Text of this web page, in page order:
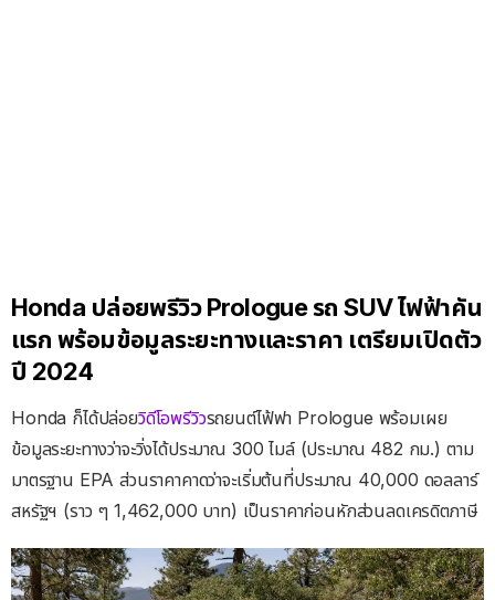
Honda ปล่อยพรีวิว Prologue รถ SUV ไฟฟ้าคัน
แรก พร้อมข้อมูลระยะทางและราคา เตรียมเปิดตัว
ปี 2024
Honda ก็ได้ปล่อยวิดีโอพรีวิวรถยนต์ไฟ้ฟา Prologue พร้อมเผย
ข้อมูลระยะทางว่าจะวิ่งได้ประมาณ 300 ไมล์ (ประมาณ 482 กม.) ตาม
มาตรฐาน EPA ส่วนราคาคาดว่าจะเริ่มต้นที่ประมาณ 40,000 ดอลลาร์
สหรัฐฯ (ราว ๆ 1,462,000 บาท) เป็นราคาก่อนหักส่วนลดเครดิตภาษี